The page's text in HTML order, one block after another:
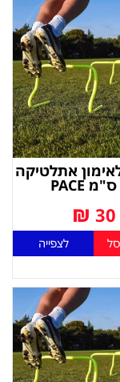
אתלטיקה
30
₪
לצפייה